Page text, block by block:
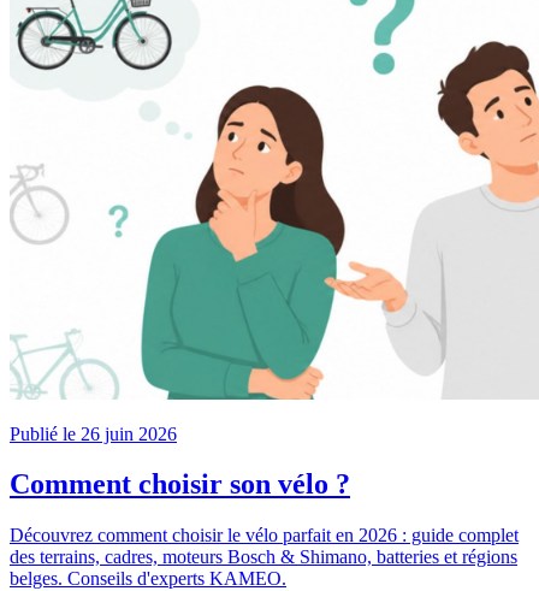
Publié le 26 juin 2026
Comment choisir son vélo ?
Découvrez comment choisir le vélo parfait en 2026 : guide complet
des terrains, cadres, moteurs Bosch & Shimano, batteries et régions
belges. Conseils d'experts KAMEO.